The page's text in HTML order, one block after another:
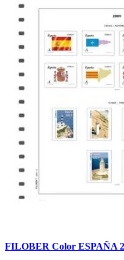
FILOBER Color ESPAÑA